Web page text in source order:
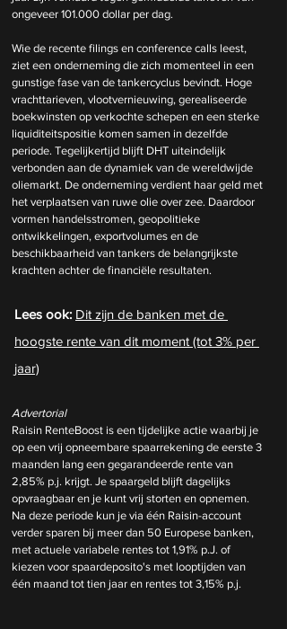
ongeveer 101.000 dollar per dag.
Wie de recente filings en conference calls leest,
ziet een onderneming die zich momenteel in een
gunstige fase van de tankercyclus bevindt. Hoge
vrachttarieven, vlootvernieuwing, gerealiseerde
boekwinsten op verkochte schepen en een sterke
liquiditeitspositie komen samen in dezelfde
periode. Tegelijkertijd blijft DHT uiteindelijk
verbonden aan de dynamiek van de wereldwijde
oliemarkt. De onderneming verdient haar geld met
het verplaatsen van ruwe olie over zee. Daardoor
vormen handelsstromen, geopolitieke
ontwikkelingen, exportvolumes en de
beschikbaarheid van tankers de belangrijkste
krachten achter de financiële resultaten.
Lees ook: Dit zijn de banken met de
hoogste rente van dit moment (tot 3% per
jaar)
Advertorial
Raisin RenteBoost is een tijdelijke actie waarbij je
op een vrij opneembare spaarrekening de eerste 3
maanden lang een gegarandeerde rente van
2,85% p.j. krijgt. Je spaargeld blijft dagelijks
opvraagbaar en je kunt vrij storten en opnemen.
Na deze periode kun je via één Raisin-account
verder sparen bij meer dan 50 Europese banken,
met actuele variabele rentes tot 1,91% p.J. of
kiezen voor spaardeposito's met looptijden van
één maand tot tien jaar en rentes tot 3,15% p.j.